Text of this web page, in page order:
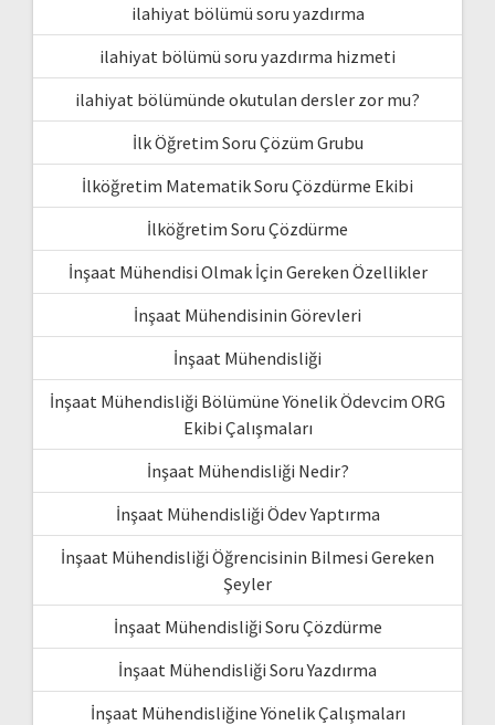
ilahiyat bölümü soru yazdırma
ilahiyat bölümü soru yazdırma hizmeti
ilahiyat bölümünde okutulan dersler zor mu?
İlk Öğretim Soru Çözüm Grubu
İlköğretim Matematik Soru Çözdürme Ekibi
İlköğretim Soru Çözdürme
İnşaat Mühendisi Olmak İçin Gereken Özellikler
İnşaat Mühendisinin Görevleri
İnşaat Mühendisliği
İnşaat Mühendisliği Bölümüne Yönelik Ödevcim ORG
Ekibi Çalışmaları
İnşaat Mühendisliği Nedir?
İnşaat Mühendisliği Ödev Yaptırma
İnşaat Mühendisliği Öğrencisinin Bilmesi Gereken
Şeyler
İnşaat Mühendisliği Soru Çözdürme
İnşaat Mühendisliği Soru Yazdırma
İnşaat Mühendisliğine Yönelik Çalışmaları